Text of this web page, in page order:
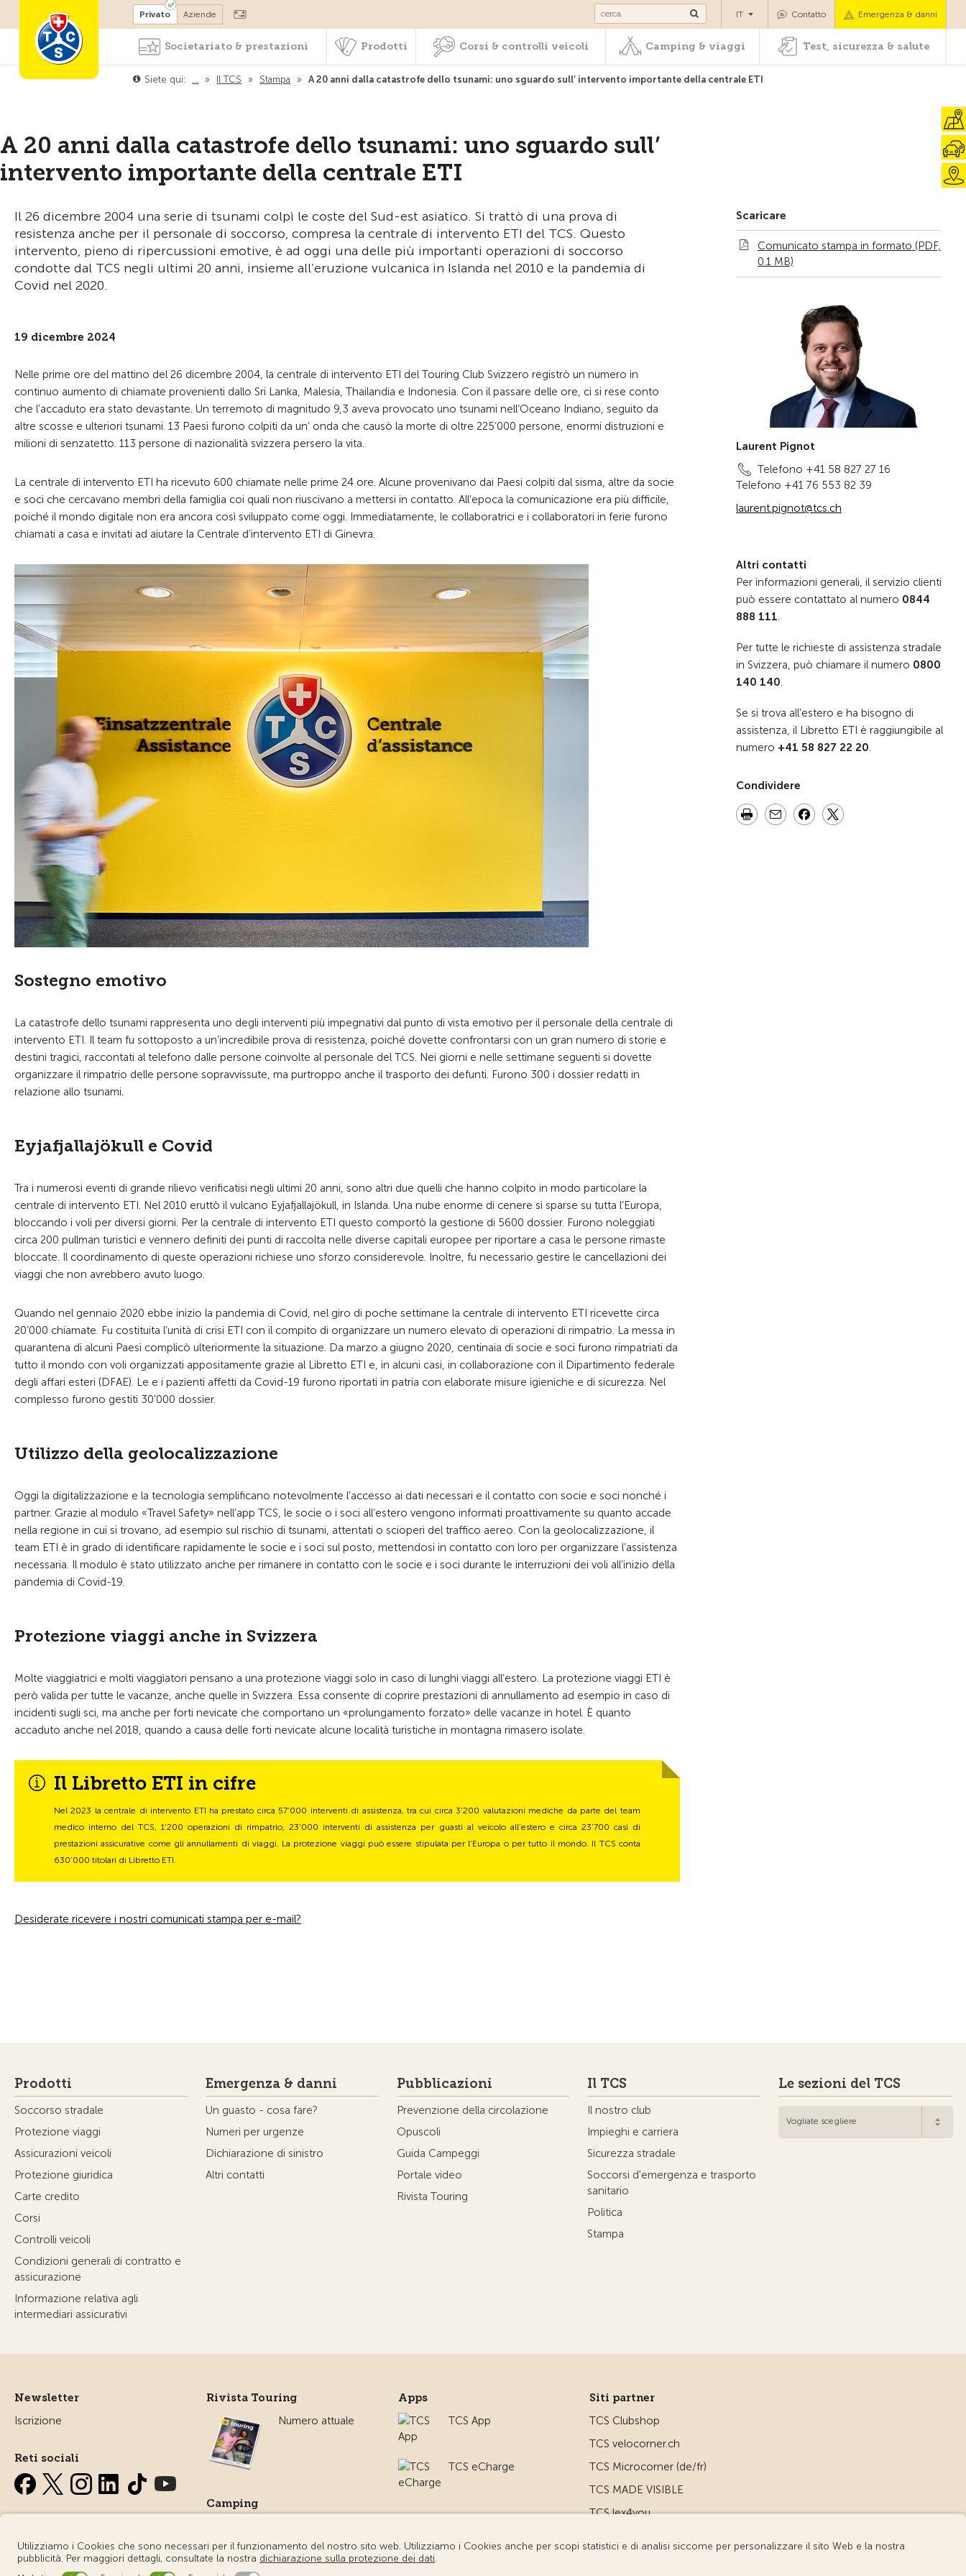
Diventare socio Corsi & controlli veicoli Camping & viaggi Test, sicurezza & salute
Privato Aziende Contatto Emergenza & danni
IT
Societariato & prestazioni Prodotti Corsi & controlli veicoli Camping & viaggi Test, sicurezza & salute
Siete qui: … » Il TCS » Stampa » A 20 anni dalla catastrofe dello tsunami: uno sguardo sull’ intervento importante della centrale ETI
A 20 anni dalla catastrofe dello tsunami: uno sguardo sull’
intervento importante della centrale ETI
Il 26 dicembre 2004 una serie di tsunami colpì le coste del Sud-est asiatico. Si trattò di una prova di
resistenza anche per il personale di soccorso, compresa la centrale di intervento ETI del TCS. Questo
intervento, pieno di ripercussioni emotive, è ad oggi una delle più importanti operazioni di soccorso
condotte dal TCS negli ultimi 20 anni, insieme all’eruzione vulcanica in Islanda nel 2010 e la pandemia di
Covid nel 2020.
19 dicembre 2024
Nelle prime ore del mattino del 26 dicembre 2004, la centrale di intervento ETI del Touring Club Svizzero registrò un numero in
continuo aumento di chiamate provenienti dallo Sri Lanka, Malesia, Thailandia e Indonesia. Con il passare delle ore, ci si rese conto
che l’accaduto era stato devastante. Un terremoto di magnitudo 9,3 aveva provocato uno tsunami nell’Oceano Indiano, seguito da
altre scosse e ulteriori tsunami. 13 Paesi furono colpiti da un’ onda che causò la morte di oltre 225’000 persone, enormi distruzioni e
milioni di senzatetto. 113 persone di nazionalità svizzera persero la vita.
La centrale di intervento ETI ha ricevuto 600 chiamate nelle prime 24 ore. Alcune provenivano dai Paesi colpiti dal sisma, altre da socie
e soci che cercavano membri della famiglia coi quali non riuscivano a mettersi in contatto. All’epoca la comunicazione era più difficile,
poiché il mondo digitale non era ancora così sviluppato come oggi. Immediatamente, le collaboratrici e i collaboratori in ferie furono
chiamati a casa e invitati ad aiutare la Centrale d’intervento ETI di Ginevra.
Sostegno emotivo
La catastrofe dello tsunami rappresenta uno degli interventi più impegnativi dal punto di vista emotivo per il personale della centrale di
intervento ETI. Il team fu sottoposto a un’incredibile prova di resistenza, poiché dovette confrontarsi con un gran numero di storie e
destini tragici, raccontati al telefono dalle persone coinvolte al personale del TCS. Nei giorni e nelle settimane seguenti si dovette
organizzare il rimpatrio delle persone sopravvissute, ma purtroppo anche il trasporto dei defunti. Furono 300 i dossier redatti in
relazione allo tsunami.
Eyjafjallajökull e Covid
Tra i numerosi eventi di grande rilievo verificatisi negli ultimi 20 anni, sono altri due quelli che hanno colpito in modo particolare la
centrale di intervento ETI. Nel 2010 eruttò il vulcano Eyjafjallajökull, in Islanda. Una nube enorme di cenere si sparse su tutta l’Europa,
bloccando i voli per diversi giorni. Per la centrale di intervento ETI questo comportò la gestione di 5600 dossier. Furono noleggiati
circa 200 pullman turistici e vennero definiti dei punti di raccolta nelle diverse capitali europee per riportare a casa le persone rimaste
bloccate. Il coordinamento di queste operazioni richiese uno sforzo considerevole. Inoltre, fu necessario gestire le cancellazioni dei
viaggi che non avrebbero avuto luogo.
Quando nel gennaio 2020 ebbe inizio la pandemia di Covid, nel giro di poche settimane la centrale di intervento ETI ricevette circa
20’000 chiamate. Fu costituita l’unità di crisi ETI con il compito di organizzare un numero elevato di operazioni di rimpatrio. La messa in
quarantena di alcuni Paesi complicò ulteriormente la situazione. Da marzo a giugno 2020, centinaia di socie e soci furono rimpatriati da
tutto il mondo con voli organizzati appositamente grazie al Libretto ETI e, in alcuni casi, in collaborazione con il Dipartimento federale
degli affari esteri (DFAE). Le e i pazienti affetti da Covid-19 furono riportati in patria con elaborate misure igieniche e di sicurezza. Nel
complesso furono gestiti 30’000 dossier.
Utilizzo della geolocalizzazione
Oggi la digitalizzazione e la tecnologia semplificano notevolmente l’accesso ai dati necessari e il contatto con socie e soci nonché i
partner. Grazie al modulo «Travel Safety» nell’app TCS, le socie o i soci all’estero vengono informati proattivamente su quanto accade
nella regione in cui si trovano, ad esempio sul rischio di tsunami, attentati o scioperi del traffico aereo. Con la geolocalizzazione, il
team ETI è in grado di identificare rapidamente le socie e i soci sul posto, mettendosi in contatto con loro per organizzare l’assistenza
necessaria. Il modulo è stato utilizzato anche per rimanere in contatto con le socie e i soci durante le interruzioni dei voli all’inizio della
pandemia di Covid-19.
Protezione viaggi anche in Svizzera
Molte viaggiatrici e molti viaggiatori pensano a una protezione viaggi solo in caso di lunghi viaggi all’estero. La protezione viaggi ETI è
però valida per tutte le vacanze, anche quelle in Svizzera. Essa consente di coprire prestazioni di annullamento ad esempio in caso di
incidenti sugli sci, ma anche per forti nevicate che comportano un «prolungamento forzato» delle vacanze in hotel. È quanto
accaduto anche nel 2018, quando a causa delle forti nevicate alcune località turistiche in montagna rimasero isolate.
Il Libretto ETI in cifre
Nel 2023 la centrale di intervento ETI ha prestato circa 57’000 interventi di assistenza, tra cui circa 3’200 valutazioni mediche da parte del team
medico interno del TCS, 1’200 operazioni di rimpatrio, 23’000 interventi di assistenza per guasti al veicolo all’estero e circa 23’700 casi di
prestazioni assicurative come gli annullamenti di viaggi. La protezione viaggi può essere stipulata per l’Europa o per tutto il mondo. Il TCS conta
630’000 titolari di Libretto ETI.
Desiderate ricevere i nostri comunicati stampa per e-mail?
Scaricare
Comunicato stampa in formato (PDF,
0.1 MB)
Laurent Pignot
Telefono +41 58 827 27 16
Telefono +41 76 553 82 39
laurent.pignot@tcs.ch
Altri contatti
Per informazioni generali, il servizio clienti
può essere contattato al numero 0844
888 111.
Per tutte le richieste di assistenza stradale
in Svizzera, può chiamare il numero 0800
140 140.
Se si trova all'estero e ha bisogno di
assistenza, il Libretto ETI è raggiungibile al
numero +41 58 827 22 20.
Condividere
Prodotti
Soccorso stradale
Protezione viaggi
Assicurazioni veicoli
Protezione giuridica
Carte credito
Corsi
Controlli veicoli
Condizioni generali di contratto e
assicurazione
Informazione relativa agli
intermediari assicurativi
Emergenza & danni
Un guasto - cosa fare?
Numeri per urgenze
Dichiarazione di sinistro
Altri contatti
Pubblicazioni
Prevenzione della circolazione
Opuscoli
Guida Campeggi
Portale video
Rivista Touring
Il TCS
Il nostro club
Impieghi e carriera
Sicurezza stradale
Soccorsi d'emergenza e trasporto
sanitario
Politica
Stampa
Le sezioni del TCS
Vogliate scegliere
Newsletter
Iscrizione
Reti sociali
Rivista Touring
Numero attuale
Camping
campeggio
Apps
TCS App
TCS eCharge
Siti partner
TCS Clubshop
TCS velocorner.ch
TCS Microcorner (de/fr)
TCS MADE VISIBLE
TCS lex4you